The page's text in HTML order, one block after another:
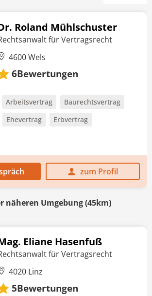
Roland Mühlschuster
für Vertragsrecht
4600 Wels
6Bewertungen
Arbeitsvertrag
Baurechtsvertrag
Ehevertrag
Erbvertrag
zum Profil
näheren Umgebung (45km)
Eliane Hasenfuß
für Vertragsrecht
4020 Linz
5Bewertungen